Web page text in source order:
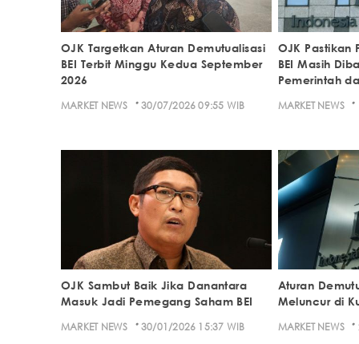
OJK Targetkan Aturan Demutualisasi
BEI Terbit Minggu Kedua September
2026
MARKET NEWS · 30/07/2026 09:55 WIB
OJK Pastikan
BEI Masih
Pemerintah
MARKET NEWS ·
OJK Sambut Baik Jika Danantara
Masuk Jadi Pemegang Saham BEI
MARKET NEWS · 30/01/2026 15:37 WIB
Aturan
Meluncur di
MARKET NEWS ·